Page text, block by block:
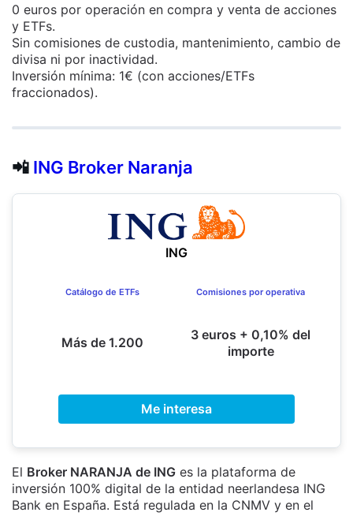
0 euros por operación en compra y venta de acciones
y ETFs.
Sin comisiones de custodia, mantenimiento, cambio de
divisa ni por inactividad.
Inversión mínima: 1€ (con acciones/ETFs
fraccionados).
📲 ING Broker Naranja
ING
Catálogo de ETFs
Más de 1.200
Comisiones por operativa
3 euros + 0,10% del
importe
Me interesa
El Broker NARANJA de ING es la plataforma de
inversión 100% digital de la entidad neerlandesa ING
Bank en España. Está regulada en la CNMV y en el